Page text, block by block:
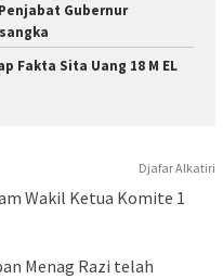
Gubernur
Fakta Sita Uang 18 M EL
Djafar Alkatiri
Wakil Ketua Komite 1
Menag Razi telah